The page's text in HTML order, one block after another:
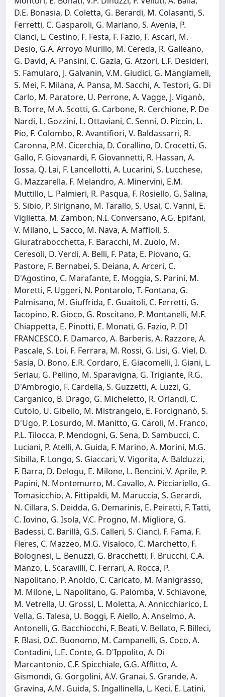
D.E. Bonasia, D. Coletta, G. Berardi, M. Colasanti, S.
Ferretti, C. Gasparoli, G. Mariano, S. Avenia, P.
Cianci, L. Cestino, F. Festa, F. Fazio, F. Ascari, M.
Desio, G.A. Arroyo Murillo, M. Cereda, R. Galleano,
G. David, A. Pansini, C. Gazia, G. Atzori, L.F. Desideri,
S. Famularo, J. Galvanin, V.M. Giudici, G. Mangiameli,
S. Mei, F. Milana, A. Pansa, M. Sacchi, A. Testori, G. Di
Carlo, M. Paratore, U. Perrone, A. Vagge, J. Viganò,
B. Torre, M.A. Scotti, G. Carbone, R. Cerchione, P. De
Nardi, L. Gozzini, L. Ottaviani, C. Senni, O. Piccin, L.
Pio, F. Colombo, R. Avantifiori, V. Baldassarri, R.
Caronna, P.M. Cicerchia, D. Corallino, D. Crocetti, G.
Gallo, F. Giovanardi, F. Giovannetti, R. Hassan, A.
Iossa, Q. Lai, F. Lancellotti, A. Lucarini, S. Lucchese,
G. Mazzarella, F. Melandro, A. Minervini, E.M.
Muttillo, L. Palmieri, R. Pasqua, F. Rosiello, G. Salina,
S. Sibio, P. Sirignano, M. Tarallo, S. Usai, C. Vanni, E.
Viglietta, M. Zambon, N.I. Conversano, A.G. Epifani,
V. Milano, L. Sacco, M. Nava, A. Maffioli, S.
Giuratrabocchetta, F. Baracchi, M. Zuolo, M.
Ceresoli, D. Verdi, A. Belli, F. Pata, E. Piovano, G.
Pastore, F. Bernabei, S. Deiana, A. Arceri, C.
D'Agostino, C. Marafante, E. Moggia, S. Parini, M.
Moretti, F. Uggeri, N. Pontarolo, T. Fontana, G.
Palmisano, M. Giuffrida, E. Guaitoli, C. Ferretti, G.
Iacopino, R. Gioco, G. Roscitano, P. Montanelli, M.F.
Chiappetta, E. Pinotti, E. Monati, G. Fazio, P. DI
FRANCESCO, F. Damarco, A. Barberis, A. Razzore, A.
Pascale, S. Loi, F. Ferrara, M. Rossi, G. Lisi, G. Viel, D.
Sasia, D. Bono, E.R. Cordaro, E. Giacomelli, I. Giani, L.
Seriau, G. Pellino, M. Sparavigna, G. Trigiante, R.G.
D'Ambrogio, F. Cardella, S. Guzzetti, A. Luzzi, G.
Carganico, B. Drago, G. Micheletto, R. Orlandi, C.
Cutolo, U. Gibello, M. Mistrangelo, E. Forcignanò, S.
D'Ugo, P. Losurdo, M. Manitto, G. Caroli, M. Franco,
P.L. Tilocca, P. Mendogni, G. Sena, D. Sambucci, C.
Luciani, P. Atelli, A. Guida, F. Marino, A. Morini, M.G.
Sibilla, F. Longo, S. Giaccari, V. Vigorita, A. Balduzzi,
F. Barra, D. Delogu, E. Milone, L. Bencini, V. Aprile, P.
Papini, N. Montemurro, M. Cavallo, A. Picciariello, G.
Tomasicchio, A. Fittipaldi, M. Maruccia, S. Gerardi,
N. Cillara, S. Deidda, G. Demarinis, E. Peiretti, F. Tatti,
C. Iovino, G. Isola, V.C. Progno, M. Migliore, G.
Badessi, C. Barillà, G.S. Calleri, S. Cianci, F. Fama, F.
Fleres, C. Mazzeo, M.G. Visaloco, C. Marchetto, F.
Bolognesi, L. Benuzzi, G. Bracchetti, F. Brucchi, C.A.
Manzo, L. Scaravilli, C. Ferrari, A. Rocca, P.
Napolitano, P. Anoldo, C. Caricato, M. Manigrasso,
M. Milone, L. Napolitano, G. Palomba, V. Schiavone,
M. Vetrella, U. Grossi, L. Moletta, A. Annicchiarico, I.
Vella, G. Talesa, U. Boggi, F. Aiello, A. Anselmo, A.
Antonelli, G. Bacchiocchi, F. Beati, V. Bellato, F. Billeci,
F. Blasi, O.C. Buonomo, M. Campanelli, G. Coco, A.
Contadini, L.E. Conte, G. D'Ippolito, A. Di
Marcantonio, C.F. Spicchiale, G.G. Afflitto, A.
Gismondi, G. Gorgolini, A.V. Granai, S. Grande, A.
Gravina, A.M. Guida, S. Ingallinella, L. Keci, E. Latini,